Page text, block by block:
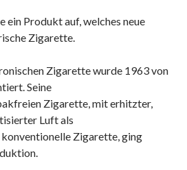
ein Produkt auf, welches neue
Zigarette.
Zigarette wurde 1963 von
Seine
Zigarette, mit erhitzter,
Luft als
Zigarette, ging